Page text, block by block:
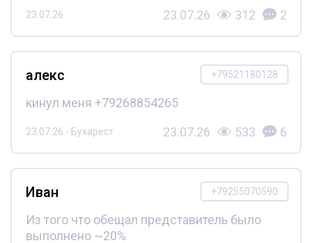
23.07.26 23.07.26 312 2
+79521180128
алекс
кинул меня +79268854265
23.07.26 - Бухарест 23.07.26 533 6
+79255070590
Иван
Из того что обещал представитель было
выполнено ~20%